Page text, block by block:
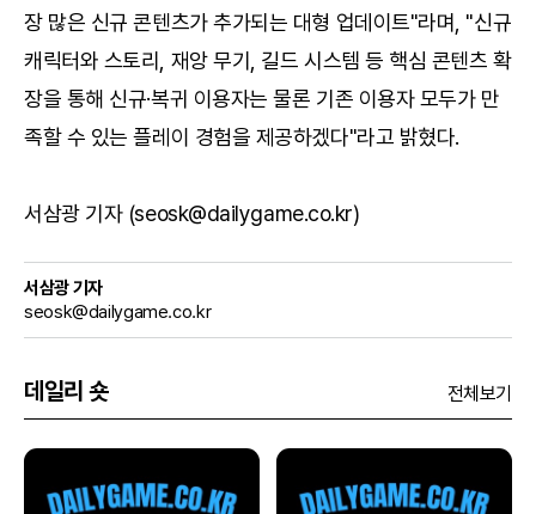
장 많은 신규 콘텐츠가 추가되는 대형 업데이트"라며, "신규
캐릭터와 스토리, 재앙 무기, 길드 시스템 등 핵심 콘텐츠 확
장을 통해 신규·복귀 이용자는 물론 기존 이용자 모두가 만
족할 수 있는 플레이 경험을 제공하겠다"라고 밝혔다.
서삼광 기자 (seosk@dailygame.co.kr)
서삼광 기자
seosk@dailygame.co.kr
데일리 숏 전체보기